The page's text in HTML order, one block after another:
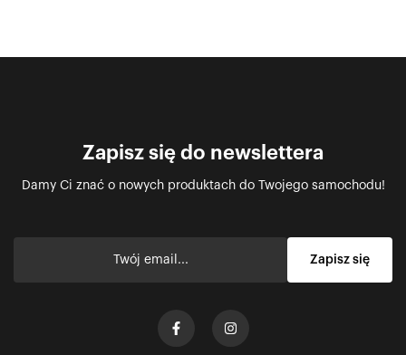
Zapisz się do newslettera
Damy Ci znać o nowych produktach do Twojego samochodu!